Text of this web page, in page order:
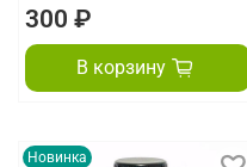
300 ₽
В корзину
Новинка